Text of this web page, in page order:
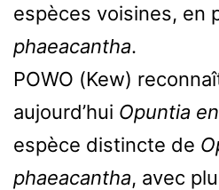
espèces voisines, en
phaeacantha.
POWO (Kew)
aujourd’hui Opuntia
espèce distincte de
phaeacantha, avec